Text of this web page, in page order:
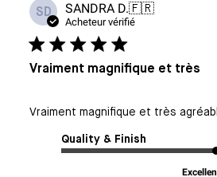
SD SANDRA D.🇫🇷
Acheteur vérifié
Vraiment magnifique et très
Vraiment magnifique et très
Quality & Finish